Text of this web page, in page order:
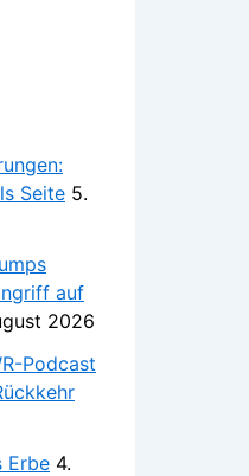
Seite 5.
auf
2026
Podcast
Erbe 4.